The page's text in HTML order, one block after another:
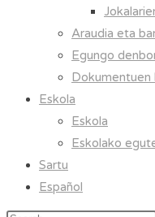
Araudia eta
Egungo
Dokumentuen
Eskola
Eskola
Eskolako
Sartu
Español